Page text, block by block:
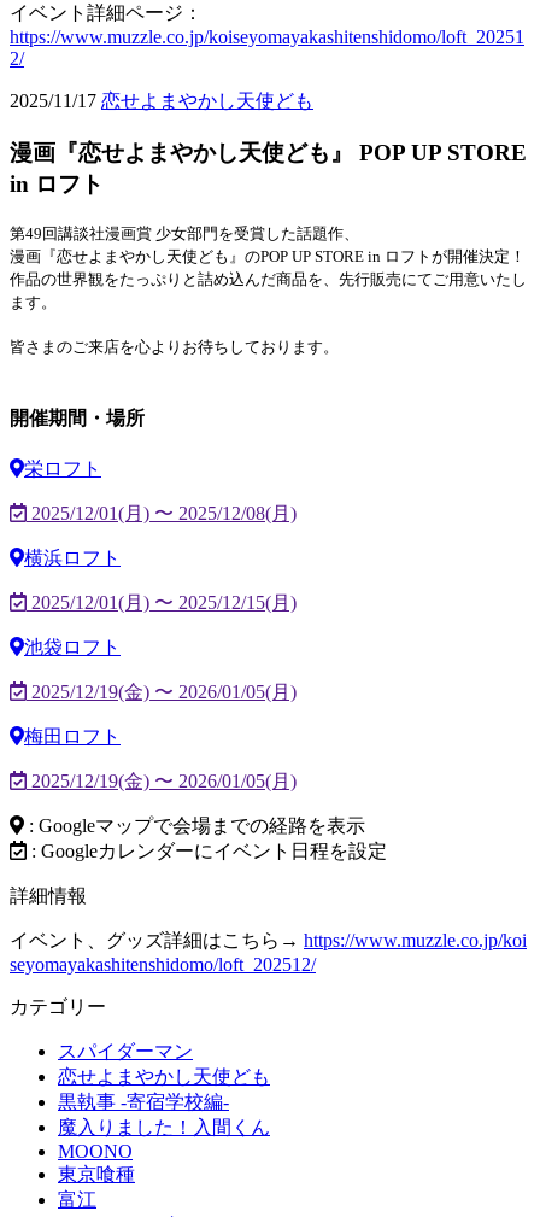
イベント詳細ページ：
https://www.muzzle.co.jp/koiseyomayakashitenshidomo/loft_20251
2/
2025/11/17 恋せよまやかし天使ども
漫画『恋せよまやかし天使ども』 POP UP STORE
in ロフト
第49回講談社漫画賞 少女部門を受賞した話題作、
漫画『恋せよまやかし天使ども』のPOP UP STORE in ロフトが開催決定！
作品の世界観をたっぷりと詰め込んだ商品を、先行販売にてご用意いたし
ます。
皆さまのご来店を心よりお待ちしております。
開催期間・場所
栄ロフト
2025/12/01(月) 〜 2025/12/08(月)
横浜ロフト
2025/12/01(月) 〜 2025/12/15(月)
池袋ロフト
2025/12/19(金) 〜 2026/01/05(月)
梅田ロフト
2025/12/19(金) 〜 2026/01/05(月)
: Googleマップで会場までの経路を表示
: Googleカレンダーにイベント日程を設定
詳細情報
イベント、グッズ詳細はこちら→ https://www.muzzle.co.jp/koi
seyomayakashitenshidomo/loft_202512/
カテゴリー
スパイダーマン
恋せよまやかし天使ども
黒執事 -寄宿学校編-
魔入りました！入間くん
MOONO
東京喰種
富江